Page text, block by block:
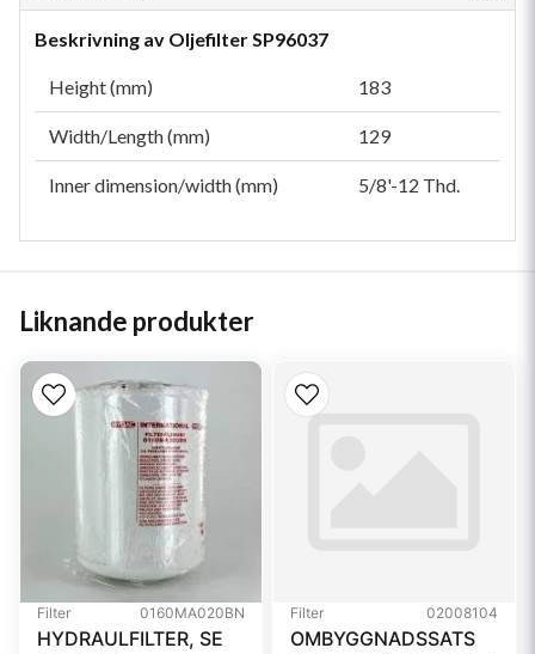
Beskrivning av Oljefilter SP96037
Height (mm) 183
Width/Length (mm) 129
Inner dimension/width (mm) 5/8'-12 Thd.
Liknande produkter
Filter 0160MA020BN
HYDRAULFILTER, SE
Filter 02008104
OMBYGGNADSSATS